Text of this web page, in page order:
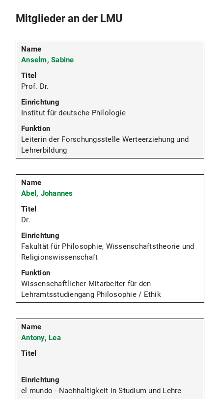
Mitglieder an der LMU
Anselm, Sabine
Prof. Dr.
Institut für deutsche Philologie
Leiterin der Forschungsstelle Werteerziehung und
Lehrerbildung
Abel, Johannes
Dr.
Fakultät für Philosophie, Wissenschaftstheorie und
Religionswissenschaft
Wissenschaftlicher Mitarbeiter für den
Lehramtsstudiengang Philosophie / Ethik
Antony, Lea
el mundo - Nachhaltigkeit in Studium und Lehre